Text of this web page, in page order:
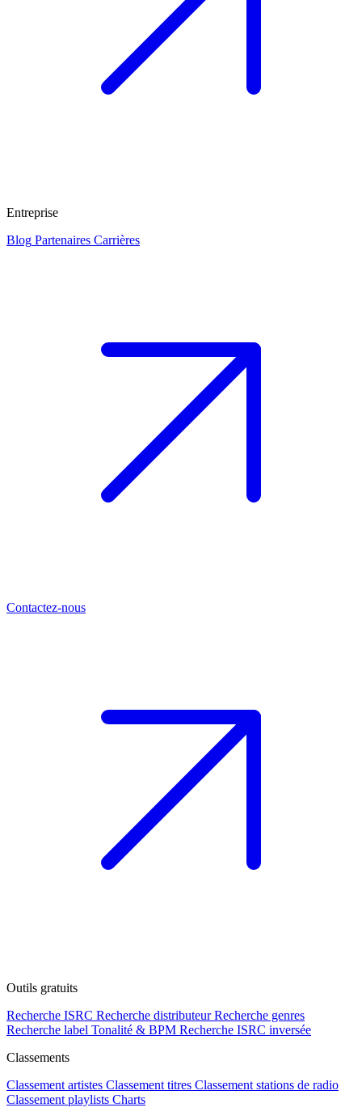
Entreprise
Blog Partenaires Carrières
Contactez-nous
Outils gratuits
Recherche ISRC Recherche distributeur Recherche genres
Recherche label Tonalité & BPM Recherche ISRC inversée
Classements
Classement artistes Classement titres Classement stations de radio
Classement playlists Charts